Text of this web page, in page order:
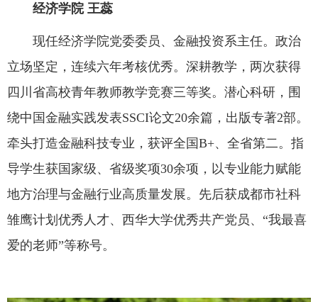
经济学院 王蕊
现任经济学院党委委员、金融投资系主任。政治
立场坚定，连续六年考核优秀。深耕教学，两次获得
四川省高校青年教师教学竞赛三等奖。潜心科研，围
绕中国金融实践发表SSCI论文20余篇，出版专著2部。
牵头打造金融科技专业，获评全国B+、全省第二。指
导学生获国家级、省级奖项30余项，以专业能力赋能
地方治理与金融行业高质量发展。先后获成都市社科
雏鹰计划优秀人才、西华大学优秀共产党员、“我最喜
爱的老师”等称号。